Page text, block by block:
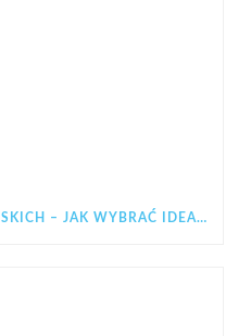
NARTY W ALPACH FRANCUSKICH – JAK WYBRAĆ IDEALNY REGION NA ZIMOWY WYJAZD